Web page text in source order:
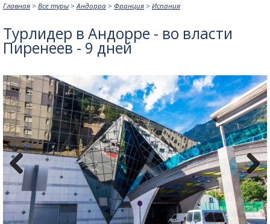
Главная > Все туры > Андорра > Франция > Испания
Турлидер в Андорре - во власти
Пиренеев - 9 дней
Previous Next